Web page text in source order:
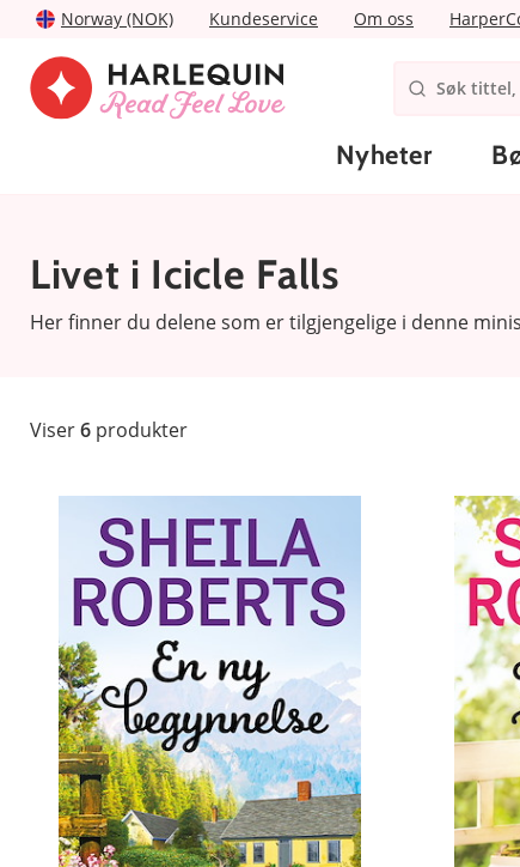
Norway (NOK) Kundeservice Om oss
Nyheter
Livet i Icicle Falls
Her finner du delene som er tilgjengelige i denne
Viser6 produkter